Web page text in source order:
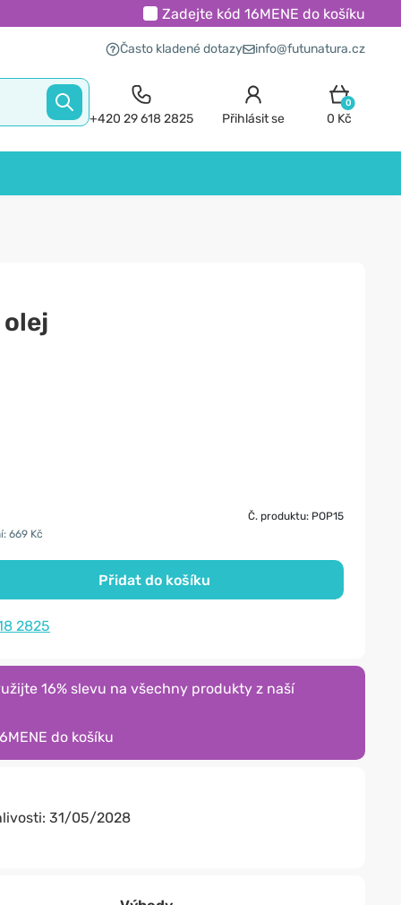
Zadejte kód 16MENE do košíku
Často kladené dotazy info@futunatura.cz
+420 29 618 2825 Přihlásit se
0
0 Kč
olej
Č. produktu: POP15
669 Kč
Přidat do košíku
2825
16% slevu na všechny produkty z naší
do košíku
31/05/2028